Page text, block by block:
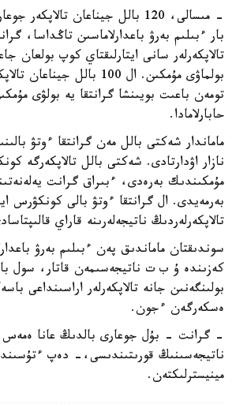
- مىسالى، 120 بالل جيناعان
بار ءبىلىم بەرۋ باعدارلاماسىن تاڭداسا،
تالاپكەرلەر سانى ايتارلىقتاي كوپ بولعان
بولماۋى مۇمكىن. ال 100 بالل
تومەن باعىت بويىنشا گرانتقا يە بولۋى
حابارلامادا.
ماماندار شەكتى بالل مەن گرانتقا ءوتۋ
نازار اۋدارتادى. شەكتى بالل تالاپكەرگە
مۇمكىندىك بەرەدى، ءبىراق گرانت
بەرمەيدى. ال گرانتقا ءوتۋ بالى كونكۋرس
تالاپكەرلەردىڭ ناتيجەلەرىنە قاراي
سوندىقتان ماماندىق پەن ءبىلىم بەرۋ
كەزىندە ۇ ب ت ناتيجەسىمەن قاتار، سول
بولىنگەنىن جانە تالاپكەرلەر اراسىنداعى
ەسكەرگەن ءجون.
- گرانت - بۇل جوعارى بالدىڭ عانا
ناتيجەسىنىڭ قورىتىندىسى،- دەپ
مينيسترلىكتەن.